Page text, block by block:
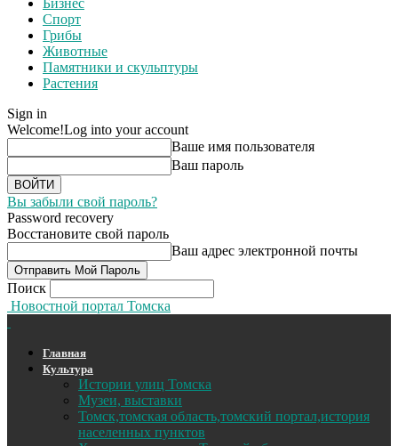
Бизнес
Спорт
Грибы
Животные
Памятники и скульптуры
Растения
Sign in
Welcome!Log into your account
Ваше имя пользователя
Ваш пароль
Вы забыли свой пароль?
Password recovery
Восстановите свой пароль
Ваш адрес электронной почты
Поиск
Новостной портал Томска
Главная
Культура
Истории улиц Томска
Музеи, выставки
Томск,томская область,томский портал,история
населенных пунктов